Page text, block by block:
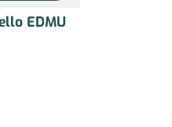
EDMU